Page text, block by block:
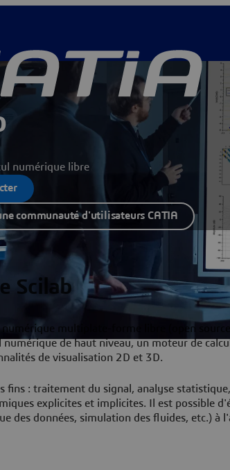
numérique libre
communauté d'utilisateurs CATIA
Scilab
numérique multiplate-forme libre (open
de haut niveau, un moteur de
de visualisation 2D et 3D.
fins : traitement du signal, analyse
explicites et implicites. Il est possible
des données, simulation des fluides, etc.) à